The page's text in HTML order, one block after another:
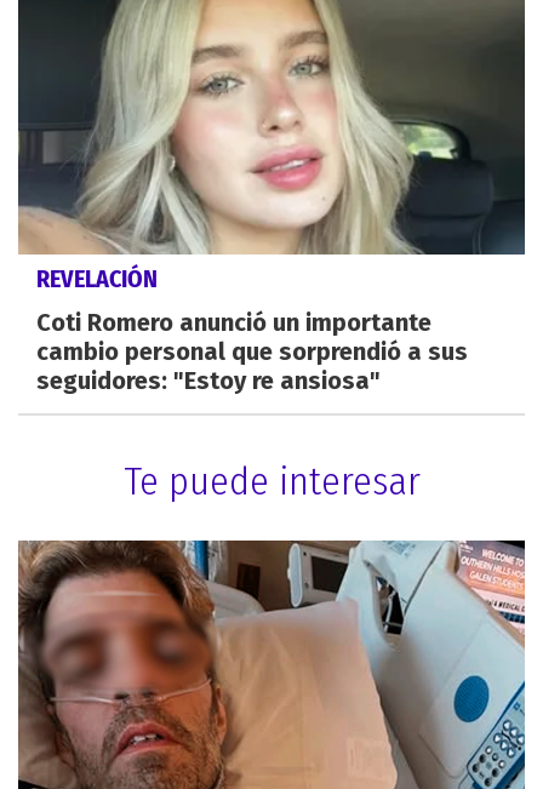
REVELACIÓN
Coti Romero anunció un importante
cambio personal que sorprendió a sus
seguidores: "Estoy re ansiosa"
Te puede interesar